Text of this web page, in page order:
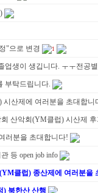
"으로 변경 1
업생이 생깁니다. ㅜㅜ전공
부탁드립니다.
시산제에 여러분을 초대합니
산악회(YM클럽) 시산제 후
러분을 초대합니다!
등 open job info
클럽) 종산제에 여러분을
) 북한산 산행